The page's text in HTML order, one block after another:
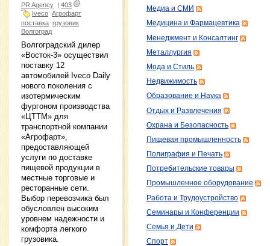
PR Agency | 403
Iveco Агрофарт
поставка грузовик
Волгоград
Волгоградский дилер
«Восток-3» осуществил
поставку 12
автомобилей Iveco Daily
нового поколения с
изотермическим
фургоном производства
«ЦТТМ» для
транспортной компании
«Агрофарт»,
предоставляющей
услуги по доставке
пищевой продукции в
местные торговые и
ресторанные сети.
Выбор перевозчика был
обусловлен высоким
уровнем надежности и
комфорта легкого
грузовика.
Медиа и СМИ
Медицина и Фармацевтика
Менеджмент и Консалтинг
Металлургия
Мода и Стиль
Недвижимость
Образование и Наука
Отдых и Развлечения
Охрана и Безопасность
Пищевая промышленность
Полиграфия и Печать
Потребительские товары
Промышленное оборудование
Работа и Трудоустройство
Семинары и Конференции
Семья и Дети
Спорт